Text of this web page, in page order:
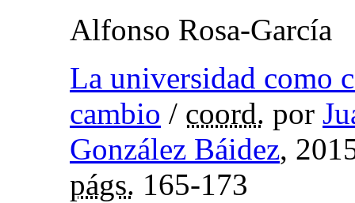
Alfonso Rosa-García
La universidad como
cambio / coord. por
González Báidez,
págs. 165-173